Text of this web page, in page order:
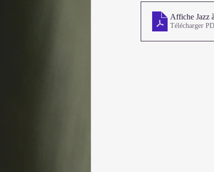
Affiche Jazz
Télécharger